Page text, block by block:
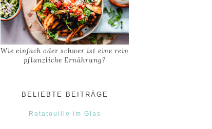
Wie einfach oder schwer ist eine rein
pflanzliche Ernährung?
BELIEBTE BEITRÄGE
Ratatouille im Glas